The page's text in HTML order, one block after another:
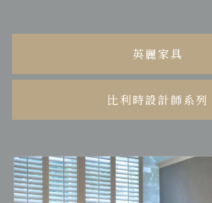
英麗家具
比利時設計師系列